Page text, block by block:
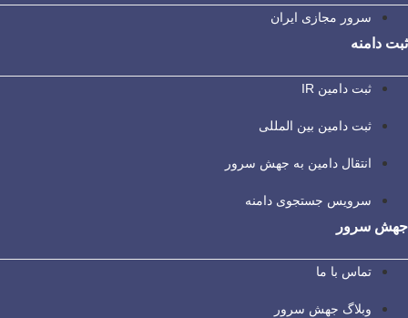
سرور مجازی ایران
ثبت دامنه
ثبت دامین IR
ثبت دامین بین المللی
انتقال دامین به جهش سرور
سرویس جستجوی دامنه
جهش سرور
تماس با ما
وبلاگ جهش سرور